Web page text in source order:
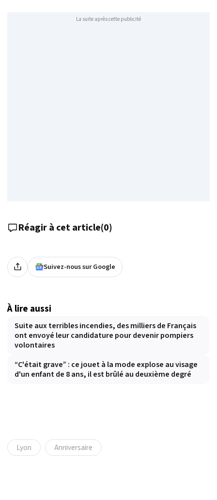
La suite après cette publicité
Réagir à cet article(0)
Suivez-nous sur Google
À lire aussi
Suite aux terribles incendies, des milliers de Français
ont envoyé leur candidature pour devenir pompiers
volontaires
“C'était grave” : ce jouet à la mode explose au visage
d'un enfant de 8 ans, il est brûlé au deuxième degré
Lyon Anniversaire